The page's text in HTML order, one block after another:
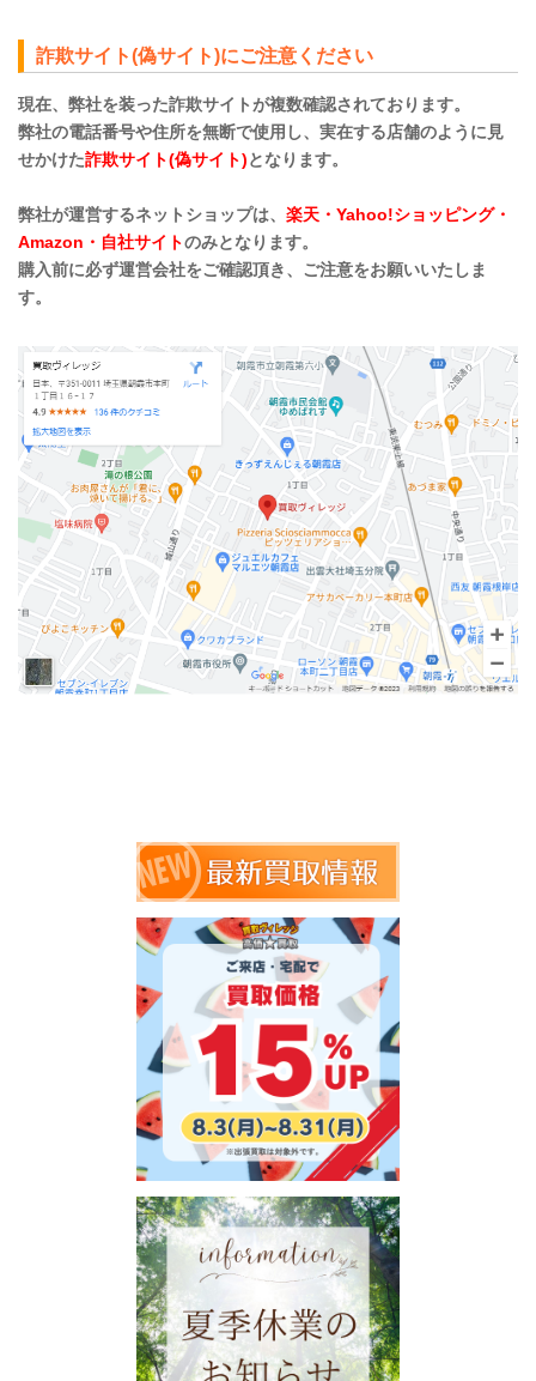
詐欺サイト(偽サイト)にご注意ください
現在、弊社を装った詐欺サイトが複数確認されております。
弊社の電話番号や住所を無断で使用し、実在する店舗のように見
せかけた詐欺サイト(偽サイト)となります。
弊社が運営するネットショップは、 楽天・Yahoo!ショッピング・
Amazon・自社サイトのみとなります。
購入前に必ず運営会社をご確認頂き、ご注意をお願いいたしま
す。